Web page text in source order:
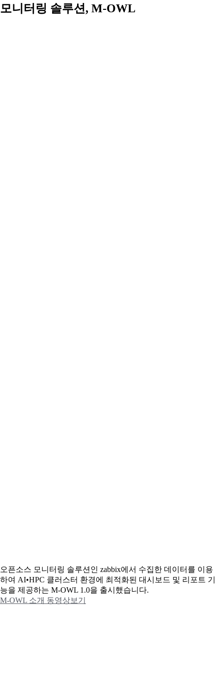
모니터링 솔루션, M-OWL
오픈소스 모니터링 솔루션인 zabbix에서 수집한 데이터를 이용
하여 AI•HPC 클러스터 환경에 최적화된 대시보드 및 리포트 기
능을 제공하는 M-OWL 1.0을 출시했습니다.
M-OWL 소개 동영상보기